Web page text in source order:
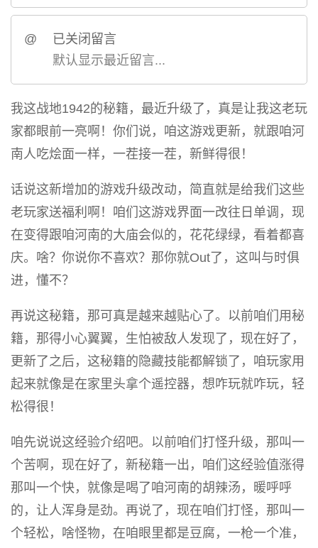
@
已关闭留言
默认显示最近留言...
我这战地1942的秘籍，最近升级了，真是让我这老玩
家都眼前一亮啊！你们说，咱这游戏更新，就跟咱河
南人吃烩面一样，一茬接一茬，新鲜得很！
话说这新增加的游戏升级改动，简直就是给我们这些
老玩家送福利啊！咱们这游戏界面一改往日单调，现
在变得跟咱河南的大庙会似的，花花绿绿，看着都喜
庆。啥？你说你不喜欢？那你就Out了，这叫与时俱
进，懂不？
再说这秘籍，那可真是越来越贴心了。以前咱们用秘
籍，那得小心翼翼，生怕被敌人发现了，现在好了，
更新了之后，这秘籍的隐藏技能都解锁了，咱玩家用
起来就像是在家里头拿个遥控器，想咋玩就咋玩，轻
松得很！
咱先说说这经验介绍吧。以前咱们打怪升级，那叫一
个苦啊，现在好了，新秘籍一出，咱们这经验值涨得
那叫一个快，就像是喝了咱河南的胡辣汤，暖呼呼
的，让人浑身是劲。再说了，现在咱们打怪，那叫一
个轻松，啥怪物，在咱眼里都是豆腐，一枪一个准，